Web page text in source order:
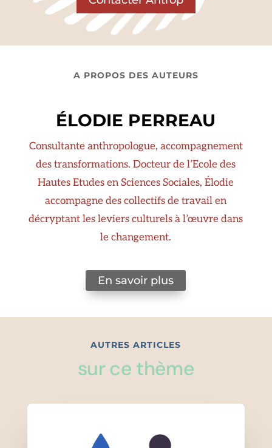
A PROPOS DES AUTEURS
ÉLODIE PERREAU
Consultante anthropologue, accompagnement
des transformations. Docteur de l’Ecole des
Hautes Etudes en Sciences Sociales, Élodie
accompagne des collectifs de travail en
décryptant les leviers culturels à l’œuvre dans
le changement.
En savoir plus
AUTRES ARTICLES
sur ce thème